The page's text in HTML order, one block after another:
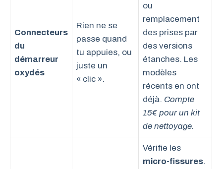
Connecteurs
du
démarreur
oxydés
Rien ne se
passe quand
tu appuies, ou
juste un
« clic ».
ou
remplacement
des prises par
des versions
étanches. Les
modèles
récents en ont
déjà. Compte
15€ pour un kit
de nettoyage.
Vérifie les
micro-fissures.